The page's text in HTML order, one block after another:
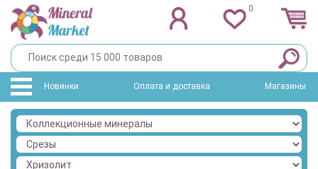
0
Новинки Оплата и доставка Магазины